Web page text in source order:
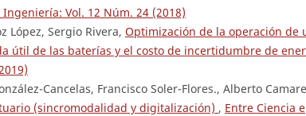
Ingeniería: Vol. 12 Núm. 24 (2018)
López, Sergio Rivera, Optimización de la operación de
útil de las baterías y el costo de incertidumbre de
Cancelas, Francisco Soler-Flores., Alberto
(sincromodalidad y digitalización) , Entre Ciencia e